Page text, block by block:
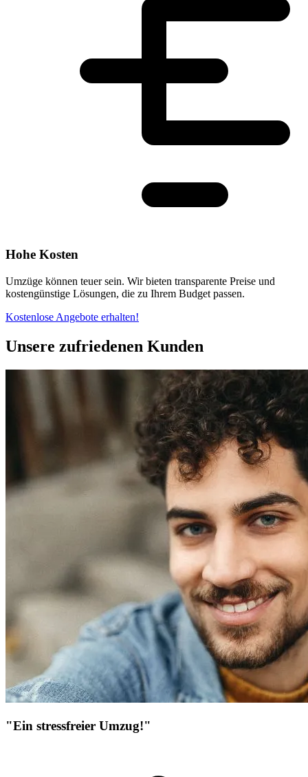
Hohe Kosten
Umzüge können teuer sein. Wir bieten transparente Preise und
kostengünstige Lösungen, die zu Ihrem Budget passen.
Kostenlose Angebote erhalten!
Unsere zufriedenen Kunden
"Ein stressfreier Umzug!"